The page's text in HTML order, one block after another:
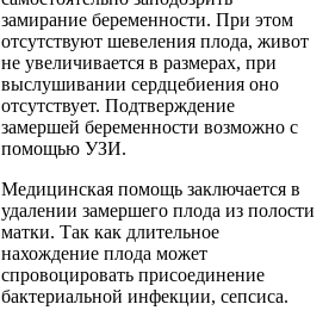
замирание беременности. При этом
отсутствуют шевеления плода, живот
не увеличивается в размерах, при
выслушивании сердцебиения оно
отсутствует. Подтверждение
замершей беременности возможно с
помощью УЗИ.
Медицинская помощь заключается в
удалении замершего плода из полости
матки. Так как длительное
нахождение плода может
спровоцировать присоединение
бактериальной инфекции, сепсиса.